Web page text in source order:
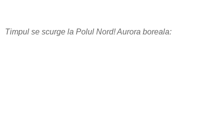
Timpul se scurge la Polul Nord! Aurora boreala: